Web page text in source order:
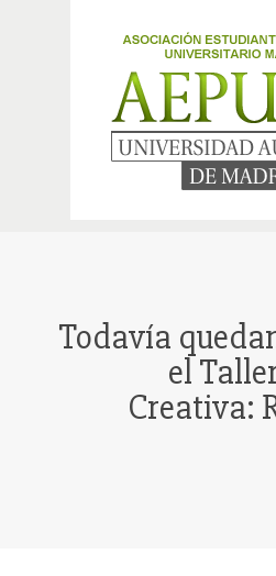
Todavía
el
Creativa: